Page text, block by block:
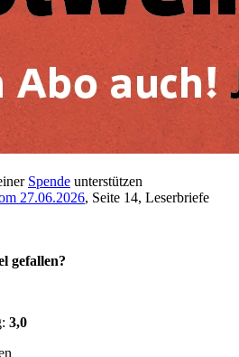
Spende unterstützen
27.06.2026, Seite 14, Leserbriefe
gefallen?
3,0